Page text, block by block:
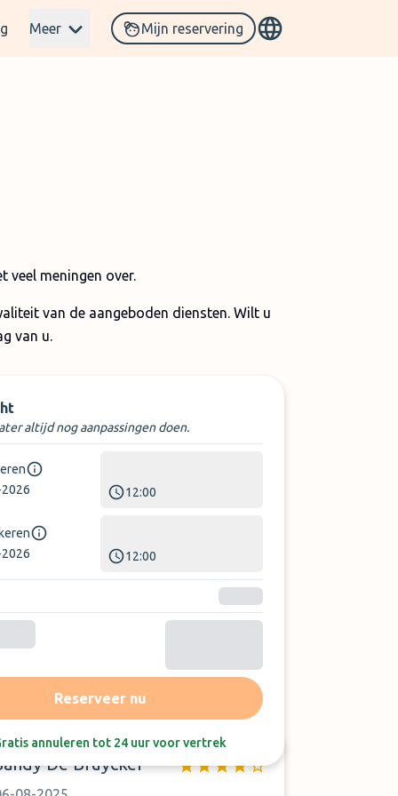
Meer Mijn reservering
veel meningen over.
van de aangeboden diensten. Wilt u
van u.
altijd nog aanpassingen doen.
12:00
12:00
Reserveer nu
annuleren tot 24 uur voor vertrek
Laatste beoordeling
De Bruycker